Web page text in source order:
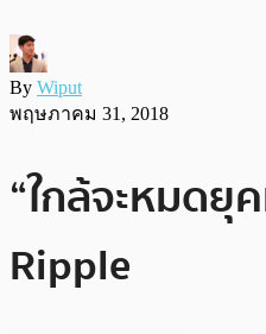
By Wiput
พฤษภาคม 31, 2018
“ใกล้จะหมดยุ
Ripple